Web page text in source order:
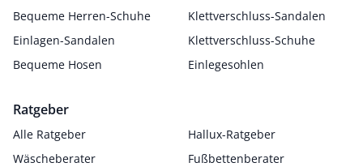
Bequeme Herren-Schuhe
Klettverschluss-Sandalen
Einlagen-Sandalen
Klettverschluss-Schuhe
Bequeme Hosen
Einlegesohlen
Ratgeber
Alle Ratgeber
Hallux-Ratgeber
Wäscheberater
Fußbettenberater